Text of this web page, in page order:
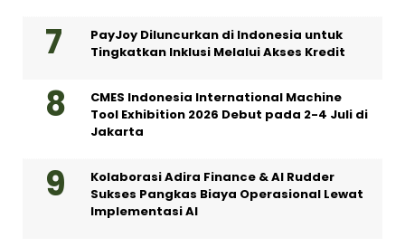
PayJoy Diluncurkan di Indonesia untuk
Tingkatkan Inklusi Melalui Akses Kredit
CMES Indonesia International Machine
Tool Exhibition 2026 Debut pada 2-4 Juli di
Jakarta
Kolaborasi Adira Finance & AI Rudder
Sukses Pangkas Biaya Operasional Lewat
Implementasi AI